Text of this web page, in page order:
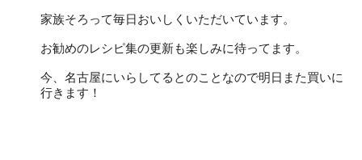
家族そろって毎日おいしくいただいています。
お勧めのレシピ集の更新も楽しみに待ってます。
今、名古屋にいらしてるとのことなので明日また買いに
行きます！